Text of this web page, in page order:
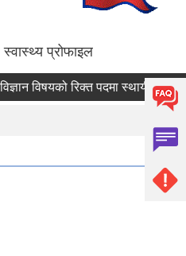
स्वास्थ्य प्रोफाइल
विषयको रिक्त पदमा स्थायी शिक्षक